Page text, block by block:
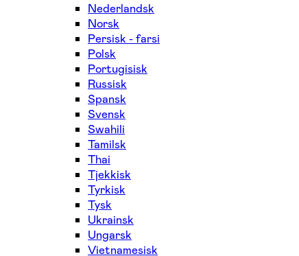
Nederlandsk
Norsk
Persisk - farsi
Polsk
Portugisisk
Russisk
Spansk
Svensk
Swahili
Tamilsk
Thai
Tjekkisk
Tyrkisk
Tysk
Ukrainsk
Ungarsk
Vietnamesisk